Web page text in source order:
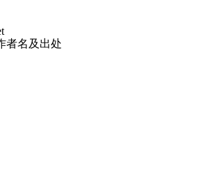
者名及出处